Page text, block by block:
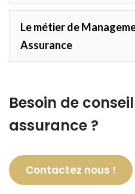
Le métier de
Assurance
Besoin de
assurance ?
Contactez nous !